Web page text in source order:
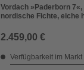
Vordach »Paderborn
nordische Fichte, eiche
2.459,00 €
Verfügbarkeit im Markt